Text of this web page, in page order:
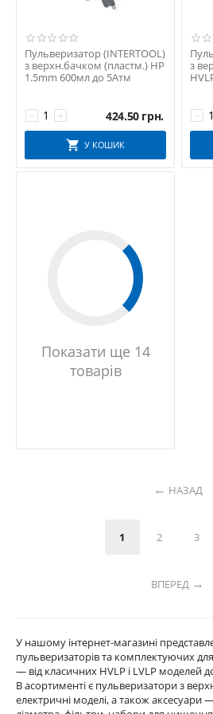
Пульверизатор (INTERTOOL)
з верхн.бачком (пластм.) HP
1.5mm 600мл до 5Атм
+
− 424.50 грн.
У КОШИК
з
−
Показати ще 14
товарів
НАЗАД
1 2 3
ВПЕРЕД
У нашому інтернет-магазині
пульверизаторів та комплектуючих
— від класичних HVLP і LVLP моделей
В асортименті є пульверизатори з
електричні моделі, а також аксесуари